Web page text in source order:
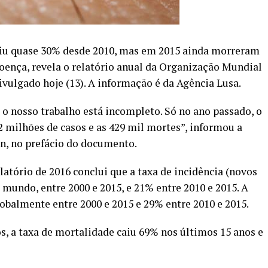
30% desde 2010, mas em 2015 ainda morreram
revela o relatório anual da Organização Mundial
hoje (13). A informação é da Agência Lusa.
nosso trabalho está incompleto. Só no ano passado, o
de casos e as 429 mil mortes”, informou a
no prefácio do documento.
de 2016 conclui que a taxa de incidência (novos
entre 2000 e 2015, e 21% entre 2010 e 2015. A
entre 2000 e 2015 e 29% entre 2010 e 2015.
a taxa de mortalidade caiu 69% nos últimos 15 anos e